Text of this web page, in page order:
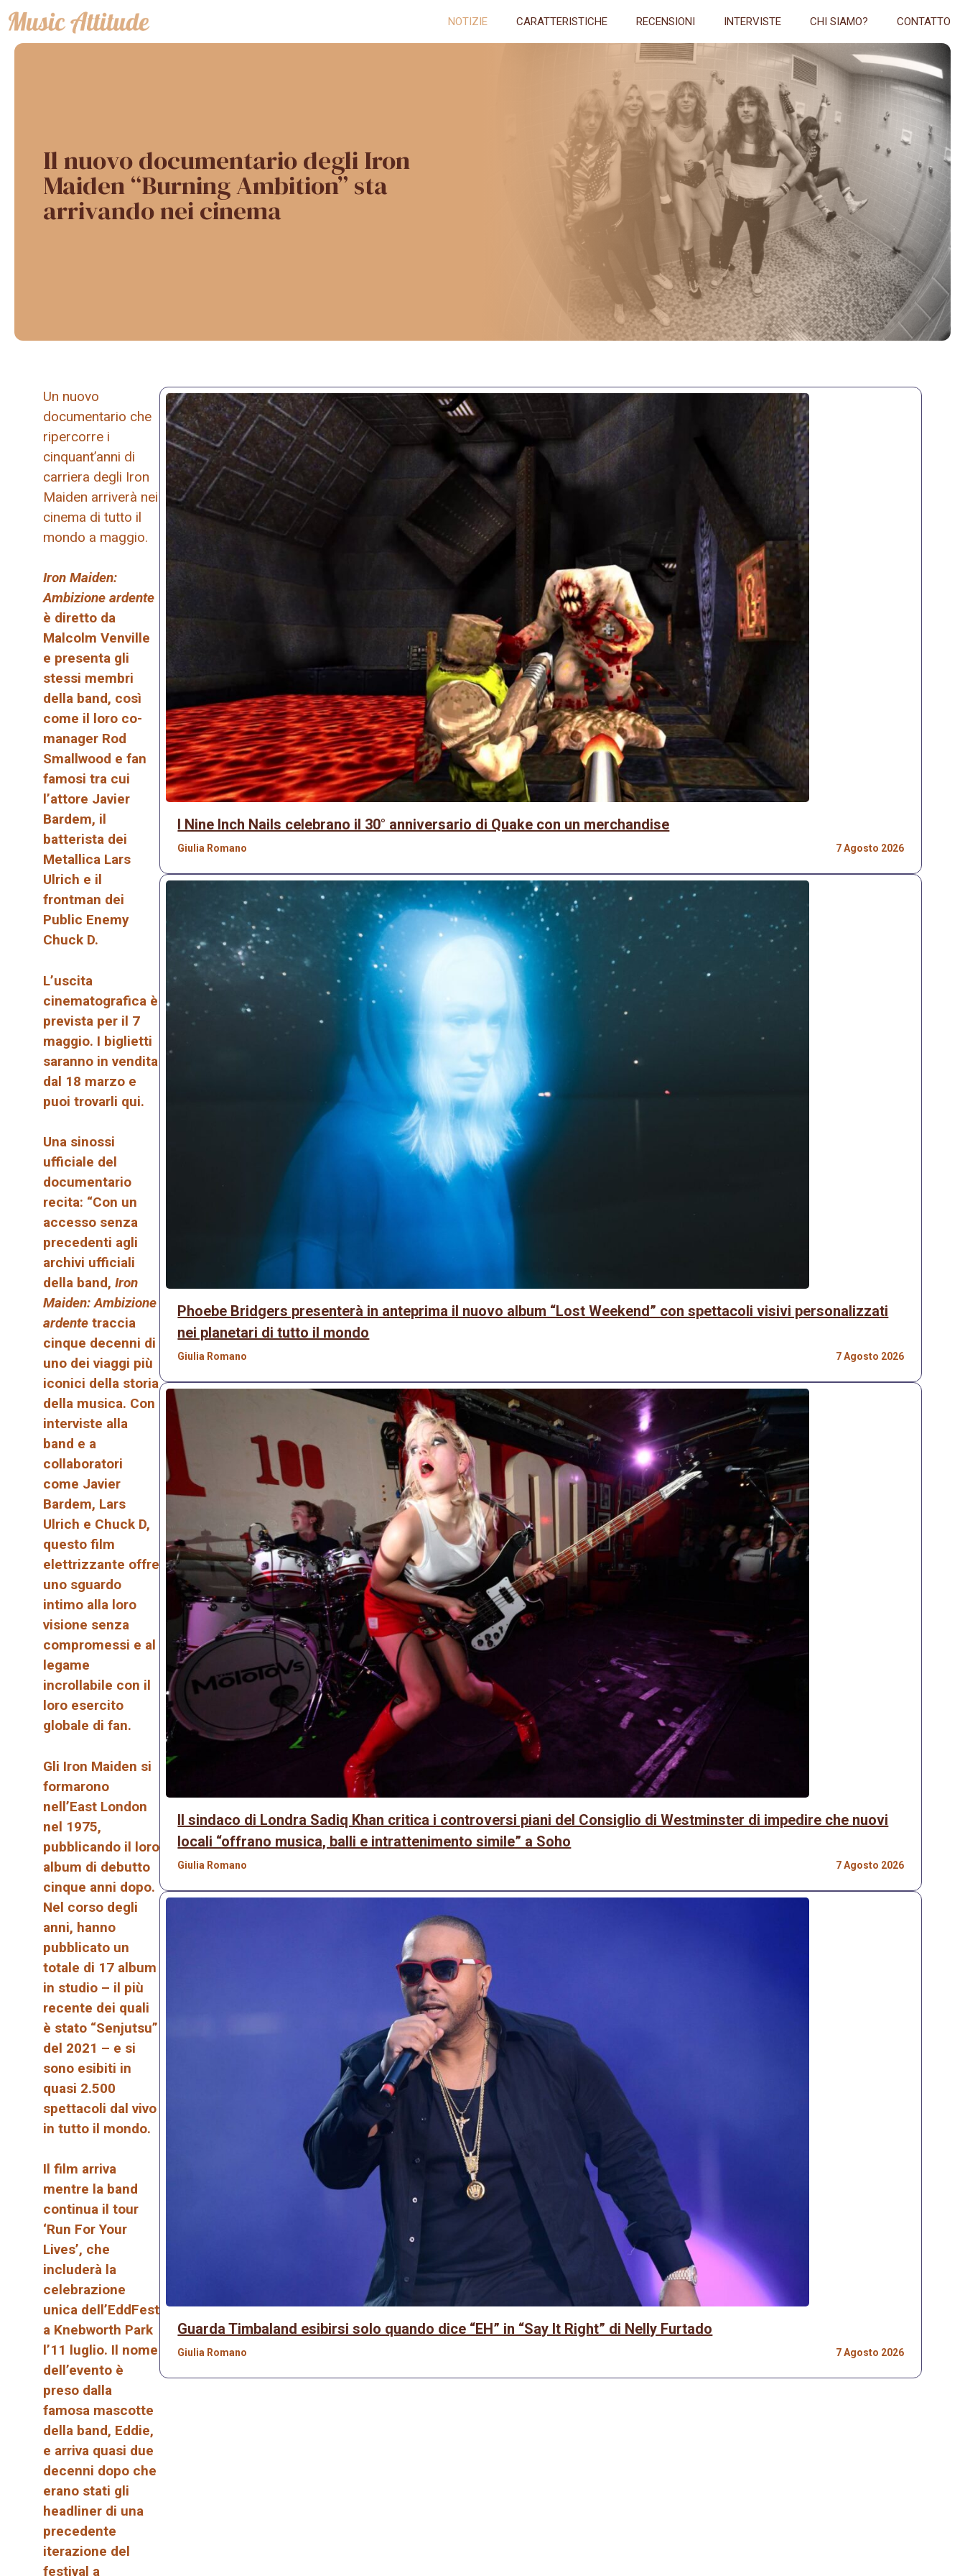
Vai
al
contenuto
NOTIZIE CARATTERISTICHE RECENSIONI INTERVISTE CHI SIAMO? CONTATTO
Il nuovo documentario degli Iron
Maiden “Burning Ambition” sta
arrivando nei cinema
Un nuovo
documentario che
ripercorre i
cinquant’anni di
carriera degli Iron
Maiden arriverà nei
cinema di tutto il
mondo a maggio.
Iron Maiden:
Ambizione ardente
è diretto da
Malcolm Venville
e presenta gli
stessi membri
della band, così
come il loro co-
manager Rod
Smallwood e fan
famosi tra cui
l’attore Javier
Bardem, il
batterista dei
Metallica Lars
Ulrich e il
frontman dei
Public Enemy
Chuck D.
L’uscita
cinematografica è
prevista per il 7
maggio. I biglietti
saranno in vendita
dal 18 marzo e
puoi trovarli qui.
Una sinossi
ufficiale del
documentario
recita: “Con un
accesso senza
precedenti agli
archivi ufficiali
della band, Iron
Maiden: Ambizione
ardente traccia
cinque decenni di
uno dei viaggi più
iconici della storia
della musica. Con
interviste alla
band e a
collaboratori
come Javier
Bardem, Lars
Ulrich e Chuck D,
questo film
elettrizzante offre
uno sguardo
intimo alla loro
visione senza
compromessi e al
legame
incrollabile con il
loro esercito
globale di fan.
Gli Iron Maiden si
formarono
nell’East London
nel 1975,
pubblicando il loro
album di debutto
cinque anni dopo.
Nel corso degli
anni, hanno
pubblicato un
totale di 17 album
in studio – il più
recente dei quali
è stato “Senjutsu”
del 2021 – e si
sono esibiti in
quasi 2.500
spettacoli dal vivo
in tutto il mondo.
Il film arriva
mentre la band
continua il tour
‘Run For Your
Lives’, che
includerà la
celebrazione
unica dell’EddFest
a Knebworth Park
l’11 luglio. Il nome
dell’evento è
preso dalla
famosa mascotte
della band, Eddie,
e arriva quasi due
decenni dopo che
erano stati gli
headliner di una
precedente
iterazione del
festival a
I Nine Inch Nails celebrano il 30° anniversario di Quake con un merchandise
Giulia Romano 7 Agosto 2026
Phoebe Bridgers presenterà in anteprima il nuovo album “Lost Weekend” con spettacoli visivi personalizzati
nei planetari di tutto il mondo
Giulia Romano 7 Agosto 2026
Il sindaco di Londra Sadiq Khan critica i controversi piani del Consiglio di Westminster di impedire che nuovi
locali “offrano musica, balli e intrattenimento simile” a Soho
Giulia Romano 7 Agosto 2026
Guarda Timbaland esibirsi solo quando dice “EH” in “Say It Right” di Nelly Furtado
Giulia Romano 7 Agosto 2026